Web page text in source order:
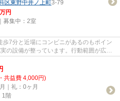
区東野中井ノ上町3-79
万円
募集中： 2室
7分と近場にコンビニがあるのもポイン
の設備が整っています。行動範囲が広が
共益費 4,000円)
｜礼：0ヶ月
1階